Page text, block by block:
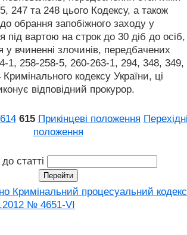
247 та 248 цього Кодексу, а також
обрання запобіжного заходу у
під вартою на строк до 30 діб до осіб,
у вчиненні злочинів, передбачених
1, 258-258-5, 260-263-1, 294, 348, 349,
кодексу України, ці
відповідний прокурор.
614 615 Прикінцеві положення
положення
статті
Кримінальний процесуальний кодекс
№ 4651-VI